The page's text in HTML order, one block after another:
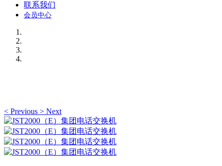
联系我们
会员中心
< Previous > Next